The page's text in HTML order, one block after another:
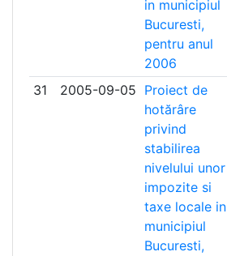
in municipiul
Bucuresti,
pentru anul
2006
31 2005-09-05 Proiect de
hotărâre
privind
stabilirea
nivelului unor
impozite si
taxe locale in
municipiul
Bucuresti,